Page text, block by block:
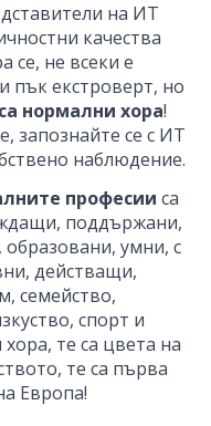
на ИТ
качества
се, не всеки е
пък екстроверт, но
нормални хора!
запознайте се с ИТ
наблюдение.
професии са
поддържани,
умни, с
действащи,
семейство,
спорт и
те са цвета на
те са първа
Европа!